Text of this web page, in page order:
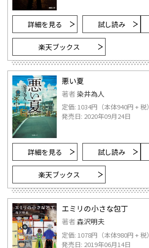
詳細を見る 試し読み
楽天ブックス
悪い夏
著者 染井為人
定価: 1034円（本体940円 + 税）
発売日: 2020年09月24日
詳細を見る 試し読み
楽天ブックス
エミリの小さな包丁
著者 森沢明夫
定価: 1078円（本体980円 + 税）
発売日: 2019年06月14日